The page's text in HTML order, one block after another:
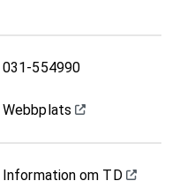
031554990
031-554990
Webbplats
Information om TD